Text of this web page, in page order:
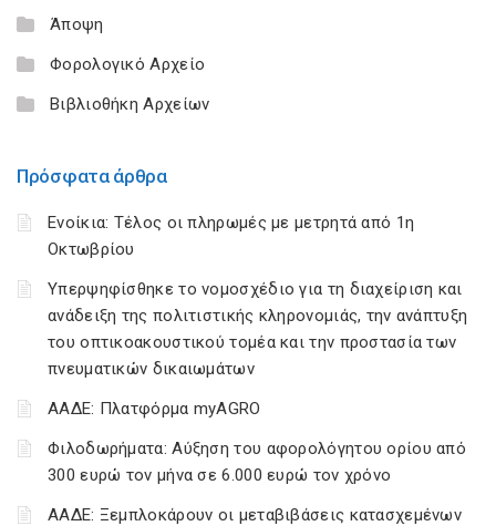
Άποψη
Φορολογικό Αρχείο
Βιβλιοθήκη Αρχείων
Πρόσφατα άρθρα
Ενοίκια: Τέλος οι πληρωμές με μετρητά από 1η
Οκτωβρίου
Υπερψηφίσθηκε το νομοσχέδιο για τη διαχείριση και
ανάδειξη της πολιτιστικής κληρονομιάς, την ανάπτυξη
του οπτικοακουστικού τομέα και την προστασία των
πνευματικών δικαιωμάτων
ΑΑΔΕ: Πλατφόρμα myAGRO
Φιλοδωρήματα: Αύξηση του αφορολόγητου ορίου από
300 ευρώ τον μήνα σε 6.000 ευρώ τον χρόνο
ΑΑΔΕ: Ξεμπλοκάρουν οι μεταβιβάσεις κατασχεμένων